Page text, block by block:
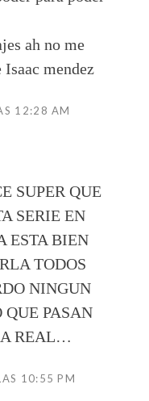
ah no me
mendez
12:28 AM
SUPER QUE
SERIE EN
ESTA BIEN
TODOS
NINGUN
PASAN
REAL…
10:55 PM